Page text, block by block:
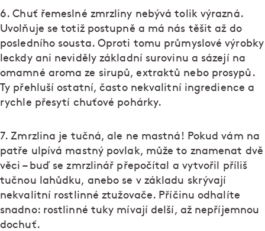
6. Chuť řemeslné zmrzliny nebývá tolik výrazná.
Uvolňuje se totiž postupně a má nás těšit až do
posledního sousta. Oproti tomu průmyslové výrobky
leckdy ani neviděly základní surovinu a sázejí na
omamné aroma ze sirupů, extraktů nebo prosypů.
Ty přehluší ostatní, často nekvalitní ingredience a
rychle přesytí chuťové pohárky.
7. Zmrzlina je tučná, ale ne mastná! Pokud vám na
patře ulpívá mastný povlak, může to znamenat dvě
věci – buď se zmrzlinář přepočítal a vytvořil příliš
tučnou lahůdku, anebo se v základu skrývají
nekvalitní rostlinné ztužovače. Příčinu odhalíte
snadno: rostlinné tuky mívají delší, až nepříjemnou
dochuť.